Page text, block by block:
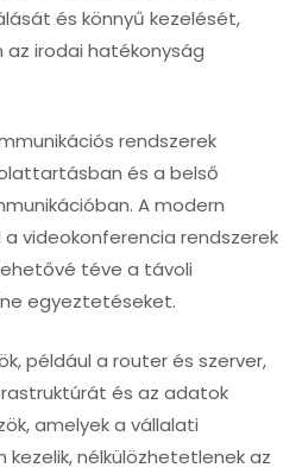
és könnyű kezelését,
az irodai hatékonyság
rendszerek
és a belső
A modern
videokonferencia rendszerek
téve a távoli
egyeztetéseket.
például a router és szerver,
és az adatok
amelyek a vállalati
nélkülözhetetlenek az